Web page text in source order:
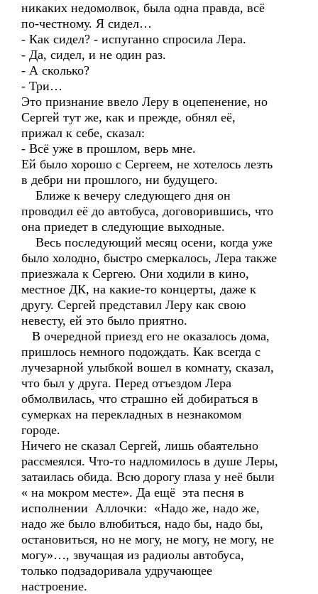
никаких недомолвок, была одна правда, всё
по-честному. Я сидел…
- Как сидел? - испуганно спросила Лера.
- Да, сидел, и не один раз.
- А сколько?
- Три…
Это признание ввело Леру в оцепенение, но
Сергей тут же, как и прежде, обнял её,
прижал к себе, сказал:
- Всё уже в прошлом, верь мне.
Ей было хорошо с Сергеем, не хотелось лезть
в дебри ни прошлого, ни будущего.
Ближе к вечеру следующего дня он
проводил её до автобуса, договорившись, что
она приедет в следующие выходные.
Весь последующий месяц осени, когда уже
было холодно, быстро смеркалось, Лера также
приезжала к Сергею. Они ходили в кино,
местное ДК, на какие-то концерты, даже к
другу. Сергей представил Леру как свою
невесту, ей это было приятно.
В очередной приезд его не оказалось дома,
пришлось немного подождать. Как всегда с
лучезарной улыбкой вошел в комнату, сказал,
что был у друга. Перед отъездом Лера
обмолвилась, что страшно ей добираться в
сумерках на перекладных в незнакомом
городе.
Ничего не сказал Сергей, лишь обаятельно
рассмеялся. Что-то надломилось в душе Леры,
затаилась обида. Всю дорогу глаза у неё были
« на мокром месте». Да ещё эта песня в
исполнении Аллочки: «Надо же, надо же,
надо же было влюбиться, надо бы, надо бы,
остановиться, но не могу, не могу, не могу, не
могу»…, звучащая из радиолы автобуса,
только подзадоривала удручающее
настроение.